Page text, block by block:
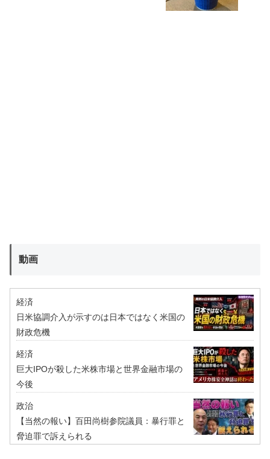
動画
経済
日米協調介入が示すのは日本ではなく米国の
財政危機
経済
巨大IPOが殺した米株市場と世界金融市場の
今後
政治
【当然の報い】百田尚樹参院議員：暴行罪と
脅迫罪で訴えられる